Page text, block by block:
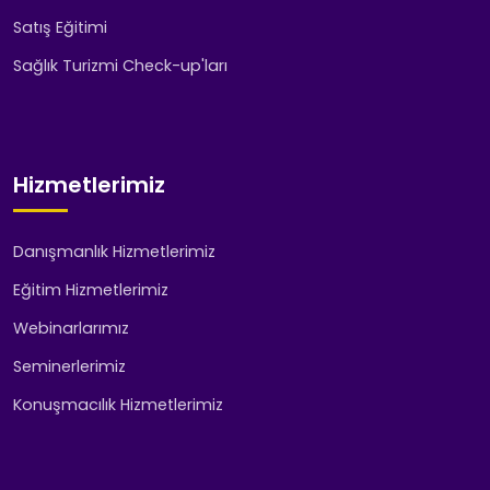
Satış Eğitimi
Sağlık Turizmi Check-up'ları
Hizmetlerimiz
Danışmanlık Hizmetlerimiz
Eğitim Hizmetlerimiz
Webinarlarımız
Seminerlerimiz
Konuşmacılık Hizmetlerimiz